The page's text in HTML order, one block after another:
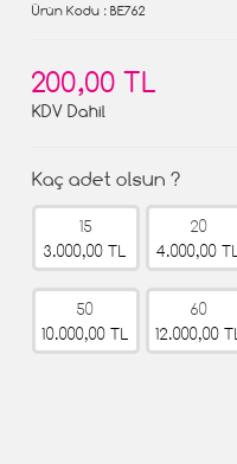
Ürün Kodu : BE762
200,00 TL
KDV Dahil
Kaç adet olsun ?
15
3.000,00 TL
20
4.000,00 TL
50
10.000,00 TL
60
12.000,00 TL